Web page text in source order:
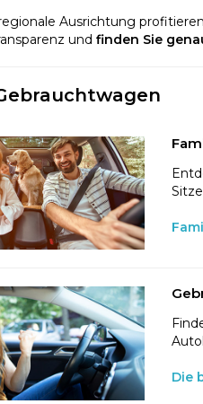
Ausrichtung
und finden Sie
Die